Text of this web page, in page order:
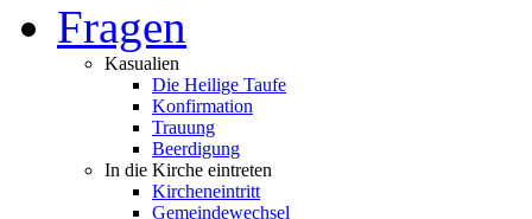
Fragen
Kasualien
Die Heilige Taufe
Konfirmation
Trauung
Beerdigung
In die Kirche eintreten
Kircheneintritt
Gemeindewechsel